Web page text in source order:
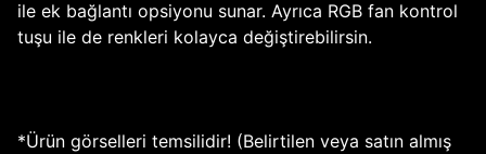
ile ek bağlantı opsiyonu sunar. Ayrıca RGB fan kontrol
tuşu ile de renkleri kolayca değiştirebilirsin.
*Ürün görselleri temsilidir! (Belirtilen veya satın almış